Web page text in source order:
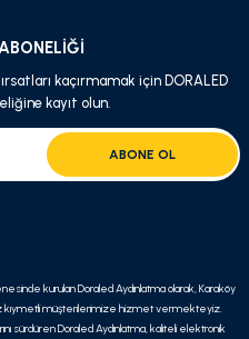
kaçırmamak için DORALED
kayıt olun.
ABONE OL
kurulan Doraled Aydınlatma olarak, Karaköy
kıymetli müşterilerimize hizmet vermekteyiz.
sürdüren Doraled Aydınlatma, kaliteli elektronik